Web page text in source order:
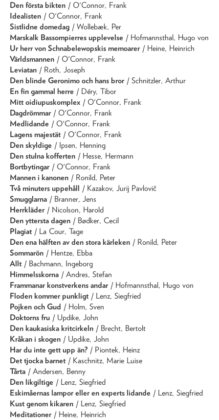
Den första bikten / O'Connor, Frank
Idealisten / O'Connor, Frank
Sistlidne domedag / Wollebæk, Per
Marskalk Bassompierres upplevelse / Hofmannsthal, Hugo von
Ur herr von Schnabelewopskis memoarer / Heine, Heinrich
Världsmannen / O'Connor, Frank
Leviatan / Roth, Joseph
Den blinde Geronimo och hans bror / Schnitzler, Arthur
En fin gammal herre / Déry, Tibor
Mitt oidiupuskomplex / O'Connor, Frank
Dagdrömmar / O'Connor, Frank
Medlidande / O'Connor, Frank
Lagens majestät / O'Connor, Frank
Den skyldige / Ipsen, Henning
Den stulna kofferten / Hesse, Hermann
Bortbytingar / O'Connor, Frank
Mannen i kanonen / Ronild, Peter
Två minuters uppehåll / Kazakov, Jurij Pavlovič
Smugglarna / Branner, Jens
Herrkläder / Nicolson, Harold
Den yttersta dagen / Bødker, Cecil
Plagiat / La Cour, Tage
Den ena hälften av den stora kärleken / Ronild, Peter
Sommarön / Hentze, Ebba
Allt / Bachmann, Ingeborg
Himmelsskorna / Andres, Stefan
Frammanar konstverkens andar / Hofmannsthal, Hugo von
Floden kommer punkligt / Lenz, Siegfried
Pojken och Gud / Holm, Sven
Doktorns fru / Updike, John
Den kaukasiska kritcirkeln / Brecht, Bertolt
Kråkan i skogen / Updike, John
Har du inte gett upp än? / Piontek, Heinz
Det tjocka barnet / Kaschnitz, Marie Luise
Tårta / Andersen, Benny
Den likgiltige / Lenz, Siegfried
Eskimåernas lampor eller en experts lidande / Lenz, Siegfried
Kust genom kikaren / Lenz, Siegfried
Meditationer / Heine, Heinrich